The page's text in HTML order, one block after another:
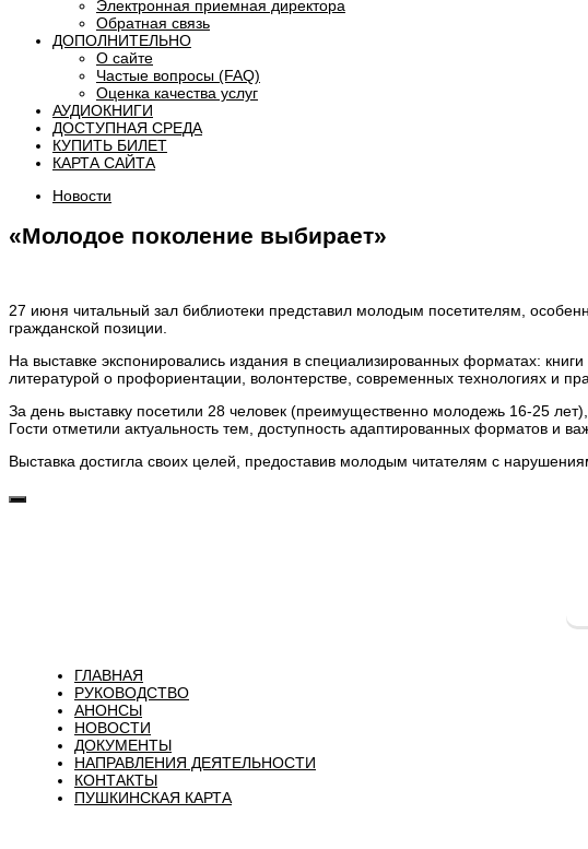
Электронная приемная директора
Обратная связь
ДОПОЛНИТЕЛЬНО
О сайте
Частые вопросы (FAQ)
Оценка качества услуг
АУДИОКНИГИ
ДОСТУПНАЯ СРЕДА
КУПИТЬ БИЛЕТ
КАРТА САЙТА
Новости
«Молодое поколение выбирает»
27 июня читальный зал библиотеки представил молодым посетителям,
гражданской позиции.
На выставке экспонировались издания в специализированных форматах:
литературой о профориентации, волонтерстве, современных технологиях и
За день выставку посетили 28 человек (преимущественно молодежь 16-25
Гости отметили актуальность тем, доступность адаптированных форматов и
Выставка достигла своих целей, предоставив молодым читателям с
ГЛАВНАЯ
РУКОВОДСТВО
АНОНСЫ
НОВОСТИ
ДОКУМЕНТЫ
НАПРАВЛЕНИЯ ДЕЯТЕЛЬНОСТИ
КОНТАКТЫ
ПУШКИНСКАЯ КАРТА